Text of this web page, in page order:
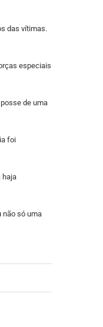
das vítimas.
especiais
de uma
foi
haja
não só uma